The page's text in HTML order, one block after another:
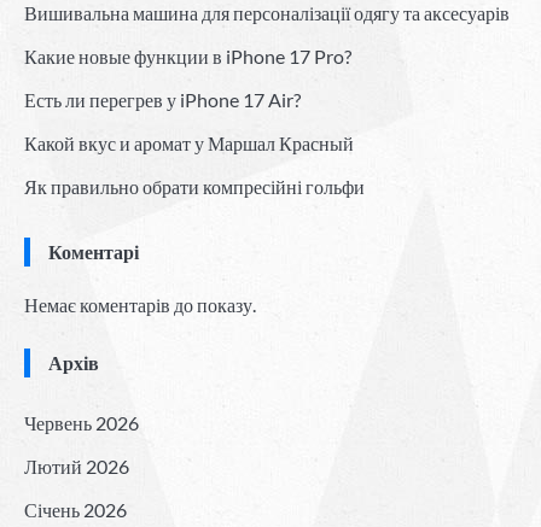
Вишивальна машина для персоналізації одягу та аксесуарів
Какие новые функции в iPhone 17 Pro?
Есть ли перегрев у iPhone 17 Air?
Какой вкус и аромат у Маршал Красный
Як правильно обрати компресійні гольфи
Коментарі
Немає коментарів до показу.
Архів
Червень 2026
Лютий 2026
Січень 2026